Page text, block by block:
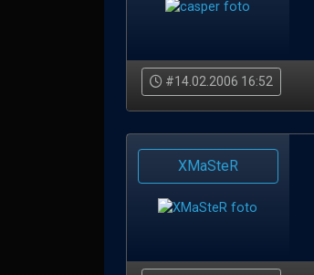
#14.02.2006 16:52
XMaSteR